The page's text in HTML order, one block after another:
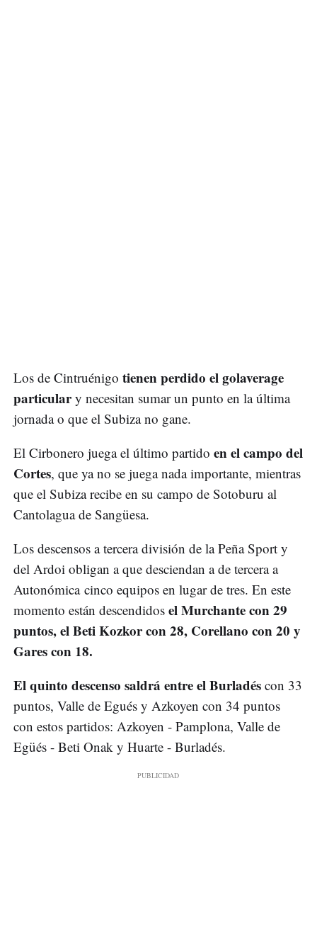
Los de Cintruénigo tienen perdido el golaverage
particulary necesitan sumar un punto en la última
jornada o que el Subiza no gane.
El Cirbonero juega el último partido en el campo del
Cortes, que ya no se juega nada importante, mientras
que el Subiza recibe en su campo de Sotoburu al
Cantolagua de Sangüesa.
Los descensos a tercera división de la Peña Sport y
del Ardoi obligan a que desciendan a de tercera a
Autonómica cinco equipos en lugar de tres. En este
momento están descendidos el Murchante con 29
puntos, el Beti Kozkor con 28, Corellano con 20 y
Gares con 18.
El quinto descenso saldrá entre el Burladés con 33
puntos, Valle de Egués y Azkoyen con 34 puntos
con estos partidos: Azkoyen - Pamplona, Valle de
Egüés - Beti Onak y Huarte - Burladés.